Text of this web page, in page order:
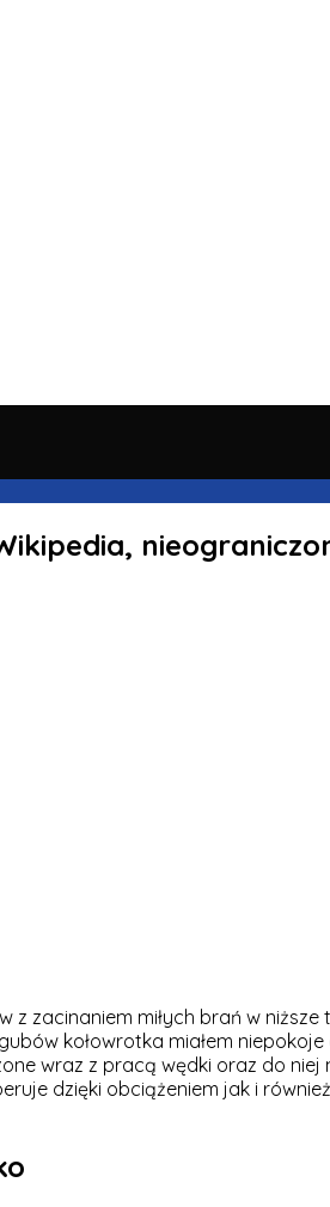
z zacinaniem miłych brań w
kołowrotka miałem
wraz z pracą wędki oraz do
dzięki obciążeniem jak i